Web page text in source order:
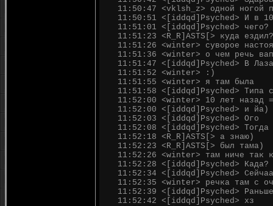
11:50:47 <vklsh_z> одной ногой
11:50:51 <[iddqd]Psyched> И в
11:51:01 <[iddqd]Psyched> чего?
11:51:23 <R_R]ASTS[> куда
11:51:26 <winter> суворое
11:51:36 <winter> о чем речь
11:51:47 <[iddqd]Psyched> В
11:51:52 <winter> :)
11:51:55 <winter> я там была
11:51:58 <[iddqd]Psyched> Типа
11:52:00 <winter> 10 лет назад
11:52:00 <[iddqd]Psyched> и йа)
11:52:03 <[iddqd]Psyched> Ого
11:52:08 <[iddqd]Psyched> Тогда
11:52:18 <R_R]ASTS[> а знаю)
11:52:23 <R_R]ASTS[> был тама)
11:52:26 <winter> там ниче так
11:52:28 <[iddqd]Psyched> Када?
11:52:34 <[iddqd]Psyched>
11:52:35 <winter> речка там с
11:52:39 <[iddqd]Psyched>
11:52:42 <[iddqd]Psyched> хз